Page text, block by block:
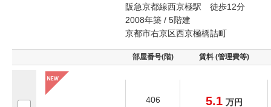
阪急京都線西京極駅 徒歩12分
2008年築 / 5階建
京都市右京区西京極橋詰町
部屋番号(階) 賃料 (管理費等)
406 5.1 万円